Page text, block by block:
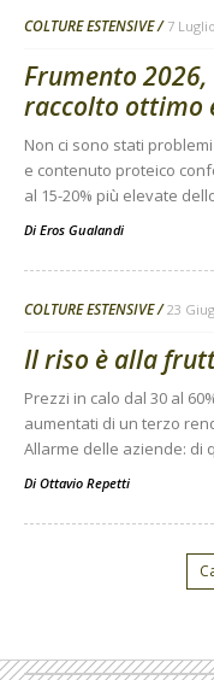
COLTURE ESTENSIVE 7
Frumento
raccolto ottimo
Non ci sono stati
e contenuto proteico
al 15-20% più elevate
Di Eros Gualandi
COLTURE ESTENSIVE 23
Il riso è alla
Prezzi in calo dal 30 al
aumentati di un terzo
Allarme delle aziende: di
Di Ottavio Repetti